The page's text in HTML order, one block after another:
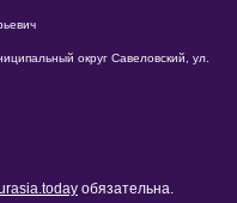
округ Савеловский, ул.
обязательна.